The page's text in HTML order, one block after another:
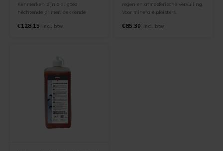
Kenmerken zijn o.a. goed
hechtende primer, dekkende
Hydrofobeermiddel voor de
€128,15 Incl. btw
regen en atmosferische vervuiling.
Voor minerale pleisters,
kalkzandsteen en
€85,30 Incl. btw